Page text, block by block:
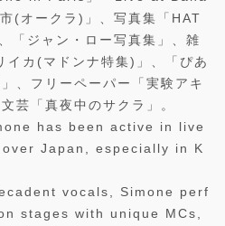
(オークラ)」、写真集「HAT
「ジャン・ロー写真集」、雑
カ(マドンナ特集)」、「ぴあ
、フリーペーパー「実験アキ
芸「真夜中のサクラ」。
has been active in live
Japan, especially in K
vocals, Simone perf
stages with unique MCs,